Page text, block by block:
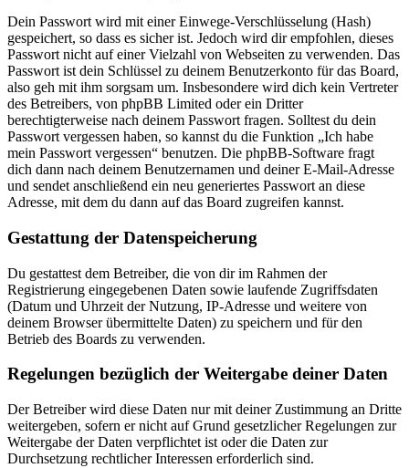
Dein Passwort wird mit einer Einwege-Verschlüsselung (Hash)
gespeichert, so dass es sicher ist. Jedoch wird dir empfohlen, dieses
Passwort nicht auf einer Vielzahl von Webseiten zu verwenden. Das
Passwort ist dein Schlüssel zu deinem Benutzerkonto für das Board,
also geh mit ihm sorgsam um. Insbesondere wird dich kein Vertreter
des Betreibers, von phpBB Limited oder ein Dritter
berechtigterweise nach deinem Passwort fragen. Solltest du dein
Passwort vergessen haben, so kannst du die Funktion „Ich habe
mein Passwort vergessen“ benutzen. Die phpBB-Software fragt
dich dann nach deinem Benutzernamen und deiner E-Mail-Adresse
und sendet anschließend ein neu generiertes Passwort an diese
Adresse, mit dem du dann auf das Board zugreifen kannst.
Gestattung der Datenspeicherung
Du gestattest dem Betreiber, die von dir im Rahmen der
Registrierung eingegebenen Daten sowie laufende Zugriffsdaten
(Datum und Uhrzeit der Nutzung, IP-Adresse und weitere von
deinem Browser übermittelte Daten) zu speichern und für den
Betrieb des Boards zu verwenden.
Regelungen bezüglich der Weitergabe deiner Daten
Der Betreiber wird diese Daten nur mit deiner Zustimmung an Dritte
weitergeben, sofern er nicht auf Grund gesetzlicher Regelungen zur
Weitergabe der Daten verpflichtet ist oder die Daten zur
Durchsetzung rechtlicher Interessen erforderlich sind.